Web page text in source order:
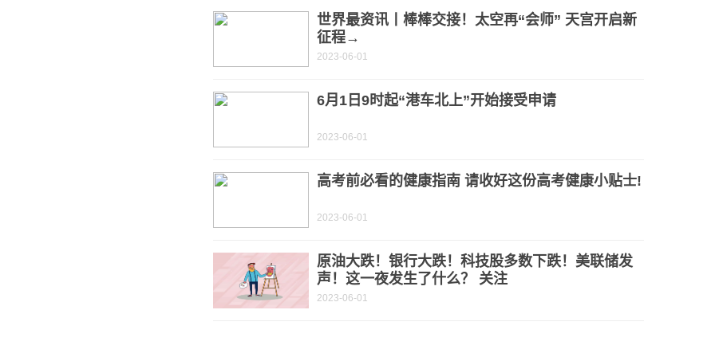
世界最资讯丨棒棒交接！太空再“会师” 天宫开启新
征程→
2023-06-01
6月1日9时起“港车北上”开始接受申请
2023-06-01
高考前必看的健康指南 请收好这份高考健康小贴士!
2023-06-01
原油大跌！银行大跌！科技股多数下跌！美联储发
声！这一夜发生了什么？ 关注
2023-06-01